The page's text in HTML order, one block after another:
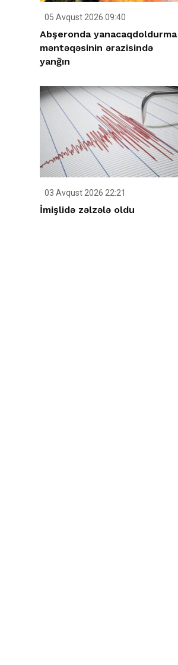
05 Avqust 2026 09:40
Abşeronda yanacaqdoldurma
məntəqəsinin ərazisində
yanğın
03 Avqust 2026 22:21
İmişlidə zəlzələ oldu